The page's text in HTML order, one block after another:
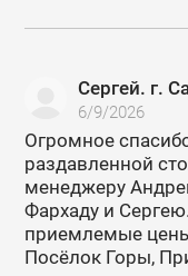
Сергей. г.
6/9/2026
Огромное
раздавленной
менеджеру
Фархаду и
приемлемые
Посёлок Горы,